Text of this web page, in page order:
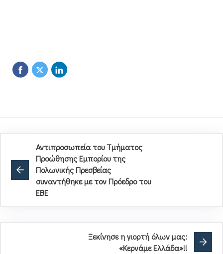
Αντιπροσωπεία του Τμήματος
Προώθησης Εμπορίου της
Πολωνικής Πρεσβείας
συναντήθηκε με τον Πρόεδρο του
ΕΒΕ
Ξεκίνησε η γιορτή όλων μας:
«Κερνάμε Ελλάδα»!!